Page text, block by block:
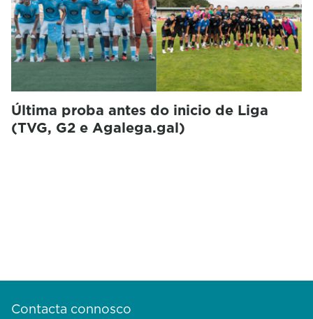
Última proba antes do inicio de Liga
(TVG, G2 e Agalega.gal)
Contacta connosco